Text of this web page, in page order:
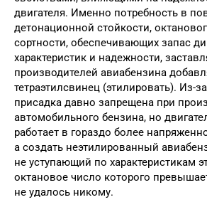
двигателя. Именно потребность в
детонационной стойкости,
сортности, обеспечивающих запас
характеристик и надежности,
производителей авиабензина
тетраэтилсвинец (этилировать). Из-
присадка давно запрещена при
автомобильного бензина, но
работает в гораздо более
а создать неэтилированный
не уступающий по характеристикам
октановое число которого
не удалось никому.